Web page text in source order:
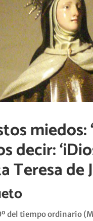
miedos:
Teresa de
del tiempo ordinario